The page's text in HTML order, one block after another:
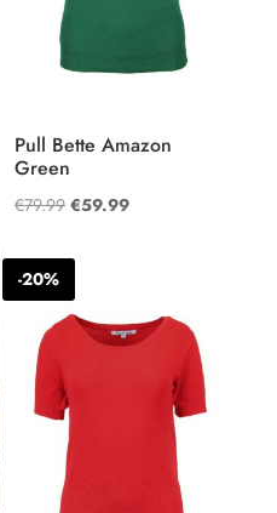
Pull Bette Amazon
Green
€79.99 Oorspronkelijke
was:
€79.99.
€59.99Huidige
-20%